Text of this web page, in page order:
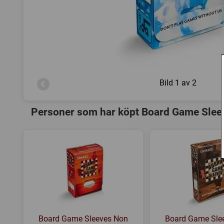
Bild 1 av 2
Personer som har köpt Board Game
Board Game Sleeves Non Board Game